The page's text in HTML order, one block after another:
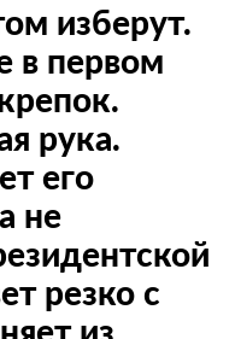
изберут.
в первом
рука.
его
не
резко с
из